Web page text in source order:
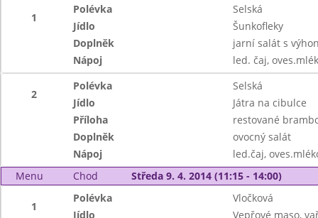
1
Polévka
Selská
Jídlo
Šunkofleky
Doplněk
jarní salát s
Nápoj
led. čaj,
2
Polévka
Selská
Jídlo
Játra na cibulce
Příloha
restované
Doplněk
ovocný salát
Nápoj
led.čaj,
Menu
Chod Středa 9. 4. 2014 (11:15 - 14:00)
1
Polévka
Vločková
Jídlo
Vepřové maso,